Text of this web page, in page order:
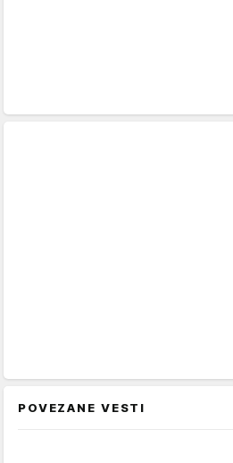
POVEZANE VESTI